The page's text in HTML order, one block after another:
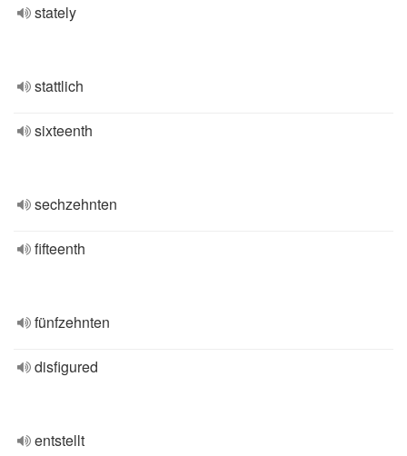
stately
stattlich
sixteenth
sechzehnten
fifteenth
fünfzehnten
disfigured
entstellt